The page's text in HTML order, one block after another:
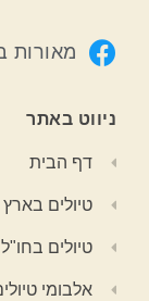
מאורות
ניווט באתר
דף הבית
טיולים בארץ
טיולים בחו"ל
אלבומי